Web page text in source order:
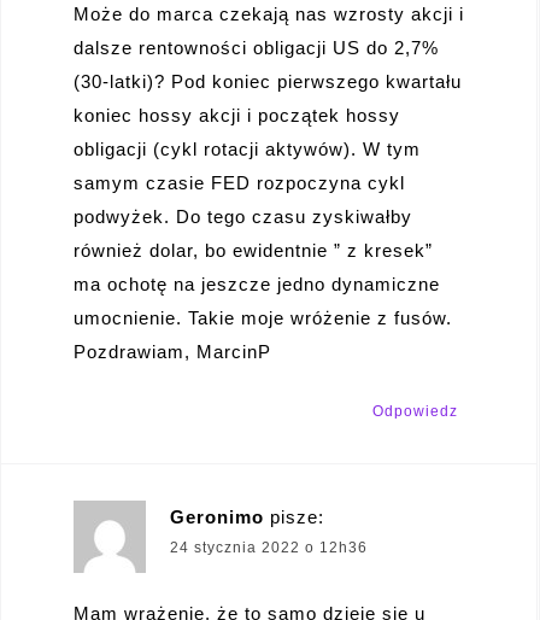
Może do marca czekają nas wzrosty akcji i
dalsze rentowności obligacji US do 2,7%
(30-latki)? Pod koniec pierwszego kwartału
koniec hossy akcji i początek hossy
obligacji (cykl rotacji aktywów). W tym
samym czasie FED rozpoczyna cykl
podwyżek. Do tego czasu zyskiwałby
również dolar, bo ewidentnie ” z kresek”
ma ochotę na jeszcze jedno dynamiczne
umocnienie. Takie moje wróżenie z fusów.
Pozdrawiam, MarcinP
Odpowiedz
Geronimo pisze:
24 stycznia 2022 o 12h36
Mam wrażenie, że to samo dzieje się u